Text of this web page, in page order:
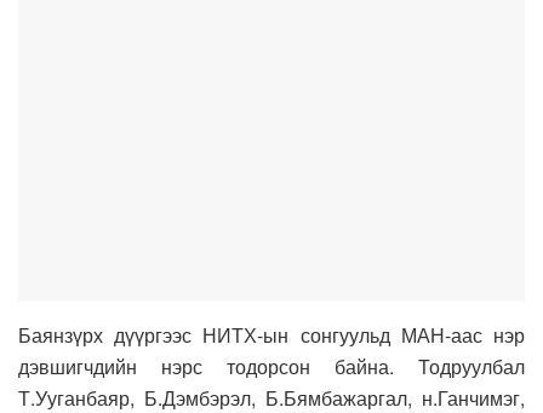
Баянзүрх дүүргээс НИТХ-ын сонгуульд МАН-аас нэр
дэвшигчдийн нэрс тодорсон байна. Тодруулбал
Т.Ууганбаяр, Б.Дэмбэрэл, Б.Бямбажаргал, н.Ганчимэг,